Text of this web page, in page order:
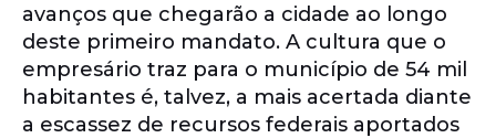
avanços que chegarão a cidade ao longo
deste primeiro mandato. A cultura que o
empresário traz para o município de 54 mil
habitantes é, talvez, a mais acertada diante
a escassez de recursos federais aportados